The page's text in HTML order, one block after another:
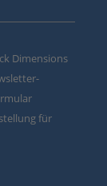
Dimensions
für